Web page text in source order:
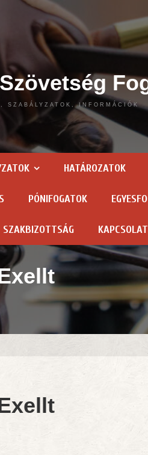
SZABÁLYZATOK, INFORMÁCIÓK
HATÁROZATOK
PÓNIFOGATOK
SZAKBIZOTTSÁG KAPCSOLAT